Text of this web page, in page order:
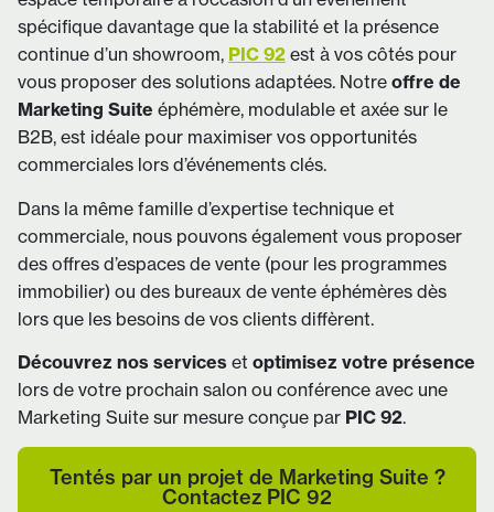
spécifique davantage que la stabilité et la présence
continue d’un showroom, PIC 92 est à vos côtés pour
vous proposer des solutions adaptées. Notre offre de
Marketing Suite éphémère, modulable et axée sur le
B2B, est idéale pour maximiser vos opportunités
commerciales lors d’événements clés.
Dans la même famille d’expertise technique et
commerciale, nous pouvons également vous proposer
des offres d’espaces de vente (pour les programmes
immobilier) ou des bureaux de vente éphémères dès
lors que les besoins de vos clients diffèrent.
Découvrez nos services et optimisez votre présence
lors de votre prochain salon ou conférence avec une
Marketing Suite sur mesure conçue par PIC 92.
Tentés par un projet de Marketing Suite ?
Contactez PIC 92